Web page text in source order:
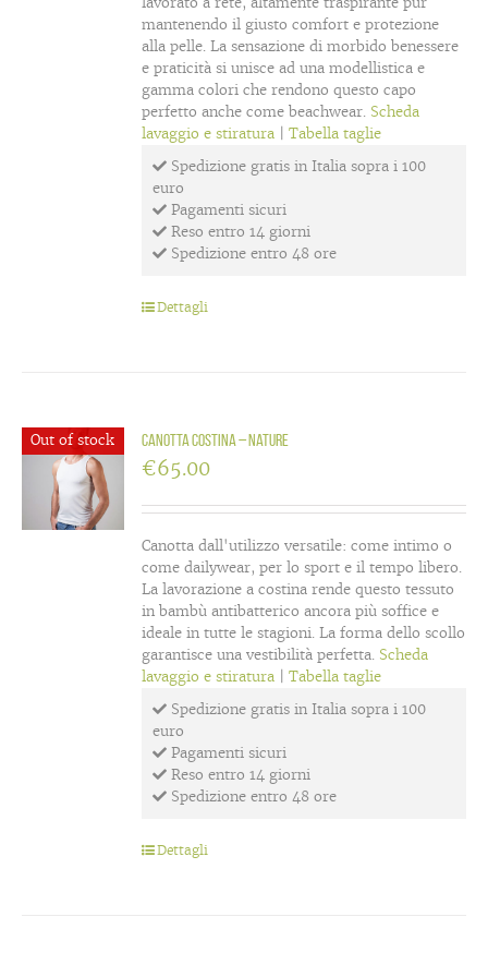
mantenendo il giusto comfort e protezione
alla pelle. La sensazione di morbido benessere
e praticità si unisce ad una modellistica e
gamma colori che rendono questo capo
perfetto anche come beachwear. Scheda
lavaggio e stiratura |Tabella taglie
Spedizione gratis in Italia sopra i 100
euro
Pagamenti sicuri
Reso entro 14 giorni
Spedizione entro 48 ore
Dettagli
Out of stock Canotta costina – Nature
€65.00
Canotta dall'utilizzo versatile: come intimo o
come dailywear, per lo sport e il tempo libero.
La lavorazione a costina rende questo tessuto
in bambù antibatterico ancora più soffice e
ideale in tutte le stagioni. La forma dello scollo
garantisce una vestibilità perfetta. Scheda
lavaggio e stiratura |Tabella taglie
Spedizione gratis in Italia sopra i 100
euro
Pagamenti sicuri
Reso entro 14 giorni
Spedizione entro 48 ore
Dettagli